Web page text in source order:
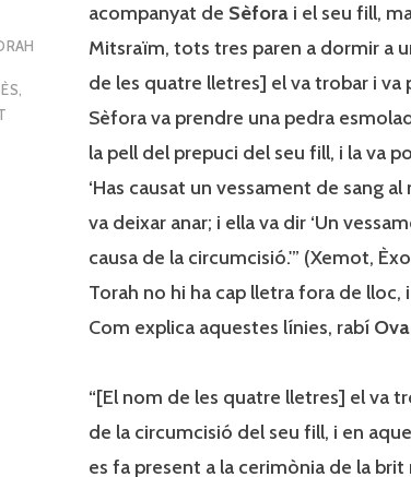
,
acompanyat de Sèfora i el seu fill,
Mitsraïm, tots tres paren a dormir a
de les quatre lletres] el va trobar i
Sèfora va prendre una pedra
la pell del prepuci del seu fill, i la va
‘Has causat un vessament de sang al
va deixar anar; i ella va dir ‘Un
causa de la circumcisió.'” (Xemot,
Torah no hi ha cap lletra fora de lloc,
Com explica aquestes línies, rabí
“[El nom de les quatre lletres] el va
de la circumcisió del seu fill, i en
es fa present a la cerimònia de la